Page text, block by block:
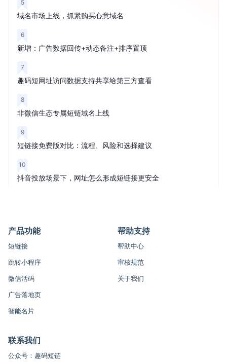
5
域名市场上线，抓紧购买心意域名
6
新增：广告数据回传+动态备注+排序置顶
7
趣码短网址访问数据支持共享给第三方查看
8
非微信生态专属短链域名上线
9
短链接免费版对比：流程、风险和选择建议
10
抖音投放场景下，网址怎么形成短链接更安全
产品功能
短链接
跳转小程序
微信活码
广告落地页
智能名片
帮助支持
帮助中心
审核规范
关于我们
联系我们
公众号：趣码短链